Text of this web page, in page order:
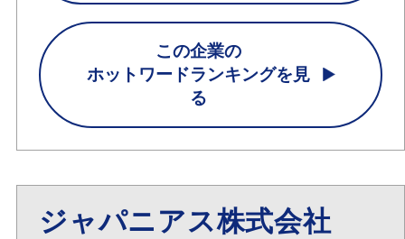
この企業の
ホットワードランキングを見
る
ジャパニアス株式会社